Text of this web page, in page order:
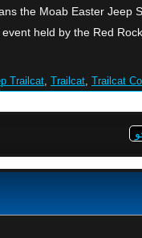
the Moab Easter
held by the Red Rock
Trailcat, Trailcat, Trailcat